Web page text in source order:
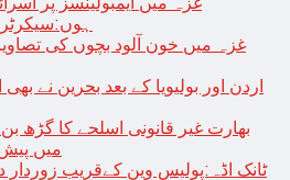
غزہ میں خون آلود بچوں کی
اردن اور بولیویا کے بعد بحرین نے
بھارت غیر قانونی اسلحے کا گڑھ
میں
ٹانک اڈہ:پولیس وین کےقریب زوردار